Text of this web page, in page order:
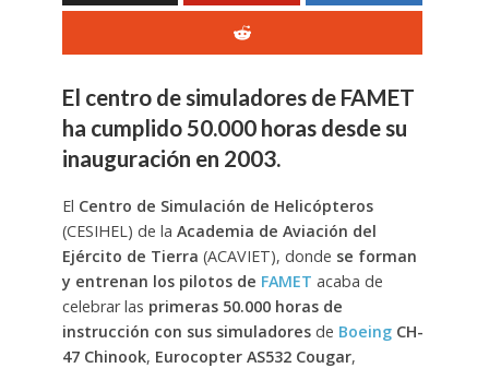
El centro de simuladores de FAMET
ha cumplido 50.000 horas desde su
inauguración en 2003.
El Centro de Simulación de Helicópteros
(CESIHEL) de la Academia de Aviación del
Ejército de Tierra (ACAVIET), donde se forman
y entrenan los pilotos de FAMET acaba de
celebrar las primeras 50.000 horas de
instrucción con sus simuladoresde BoeingCH-
47 Chinook, Eurocopter AS532 Cougar,